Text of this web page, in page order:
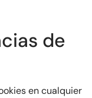
de
en cualquier